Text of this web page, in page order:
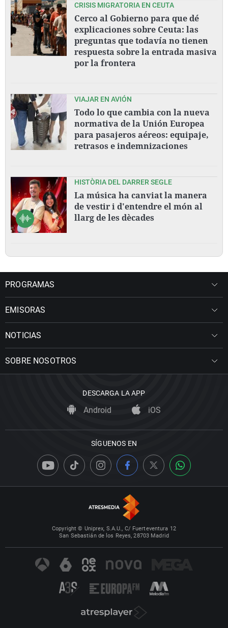
CRISIS MIGRATORIA EN CEUTA
Cerco al Gobierno para que dé
explicaciones sobre Ceuta: las
preguntas que todavía no tienen
respuesta sobre la entrada masiva
por la frontera
VIAJAR EN AVIÓN
Todo lo que cambia con la nueva
normativa de la Unión Europea
para pasajeros aéreos: equipaje,
retrasos e indemnizaciones
HISTÒRIA DEL DARRER SEGLE
La música ha canviat la manera
de vestir i d'entendre el món al
llarg de les dècades
PROGRAMAS
EMISORAS
NOTICIAS
SOBRE NOSOTROS
DESCARGA LA APP
Android iOS
SÍGUENOS EN
Copyright © Uniprex, S.A.U., C/ Fuerteventura 12
San Sebastián de los Reyes, 28703 Madrid